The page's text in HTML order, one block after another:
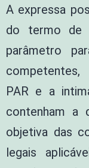
A expressa
do termo de
parâmetro
competentes,
PAR e a
contenham a
objetiva das
legais